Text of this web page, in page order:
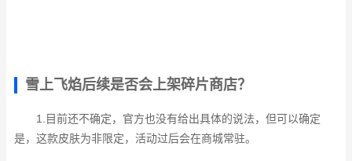
雪上飞焰后续是否会上架碎片商店？
1.目前还不确定，官方也没有给出具体的说法，但可以确定
是，这款皮肤为非限定，活动过后会在商城常驻。